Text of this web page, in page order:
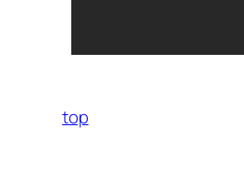
top